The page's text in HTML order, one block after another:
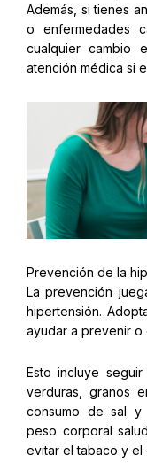
Además, si tienes
o enfermedades
cualquier cambio
atención médica si
Prevención de la
La prevención
hipertensión.
ayudar a prevenir o
Esto incluye
verduras, granos
consumo de sal y
peso corporal
evitar el tabaco y